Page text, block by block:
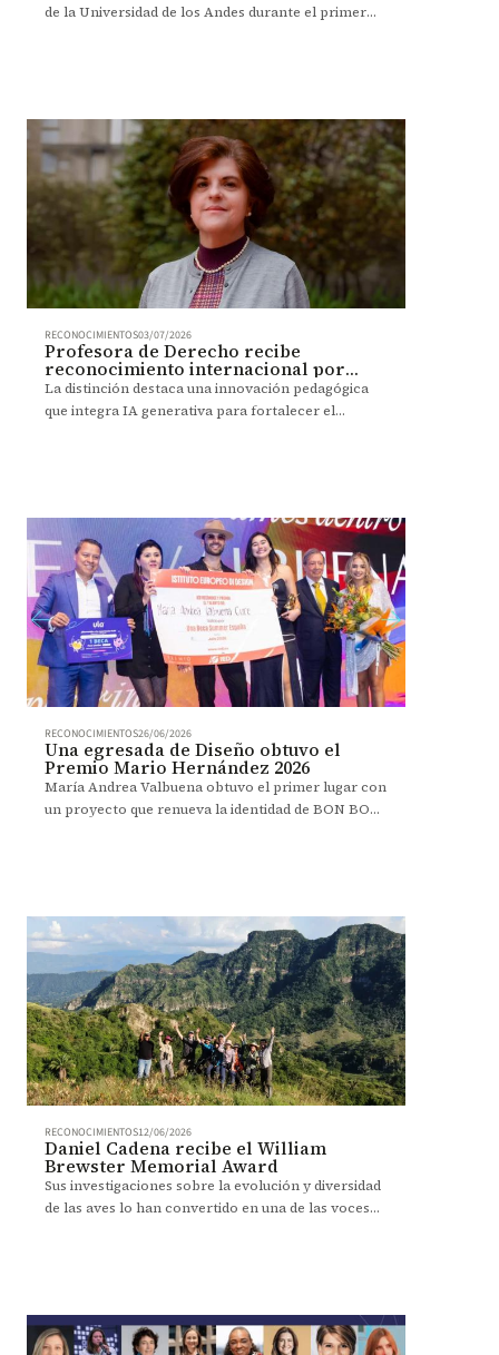
de la Universidad de los Andes durante el primer
RECONOCIMIENTOS03/07/2026
Profesora de Derecho recibe
reconocimiento internacional por
innovar con IA en la enseñanza
La distinción destaca una innovación pedagógica
que integra IA generativa para fortalecer el
RECONOCIMIENTOS26/06/2026
Una egresada de Diseño obtuvo el
Premio Mario Hernández 2026
María Andrea Valbuena obtuvo el primer lugar con
un proyecto que renueva la identidad de BON BON
RECONOCIMIENTOS12/06/2026
Daniel Cadena recibe el William
Brewster Memorial Award
Sus investigaciones sobre la evolución y diversidad
de las aves lo han convertido en una de las voces